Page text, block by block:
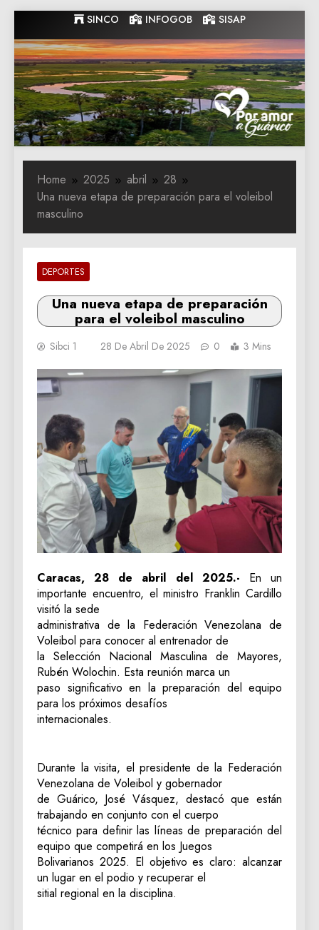
to
content
SINCO INFOGOB SISAP
Gobernacion
de Guarico
Gobernacion de Guarico
Home 2025 abril
28
Una nueva etapa de preparación para el voleibol
masculino
DEPORTES
Una nueva etapa de preparación
para el voleibol masculino
Sibci 1 28 De Abril De 2025 0 3 Mins
Caracas, 28 de abril del 2025.- En un
importante encuentro, el ministro Franklin Cardillo
visitó la sede
administrativa de la Federación Venezolana de
Voleibol para conocer al entrenador de
la Selección Nacional Masculina de Mayores,
Rubén Wolochin. Esta reunión marca un
paso significativo en la preparación del equipo
para los próximos desafíos
internacionales.
Durante la visita, el presidente de la Federación
Venezolana de Voleibol y gobernador
de Guárico, José Vásquez, destacó que están
trabajando en conjunto con el cuerpo
técnico para definir las líneas de preparación del
equipo que competirá en los Juegos
Bolivarianos 2025. El objetivo es claro: alcanzar
un lugar en el podio y recuperar el
sitial regional en la disciplina.